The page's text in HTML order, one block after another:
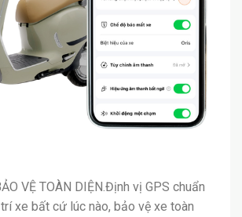
VỆ TOÀN DIỆN.Định vị GPS chuẩn
xe bất cứ lúc nào, bảo vệ xe toàn